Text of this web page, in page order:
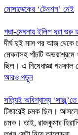
মোসাদ্দেকের ‘টেনশন’ নেই
পদ্মা-মেঘনায় ইলিশ ধরা শুরু
দীর্ঘ দুই মাস পর আজ থেকে
মেঘনাসহ পাঁচটি
ছিল। এ নিষেধাজ্ঞা গতকাল
আরও পড়ুন
সত্যিই অবিশ্বাস্য
টিজারেই চমক ছিল। আসলে
চমক। তাই, রাজকুমার